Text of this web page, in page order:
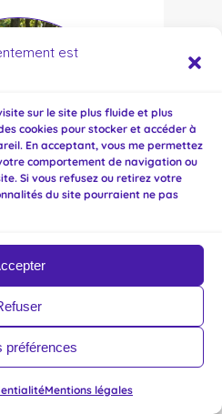
est
sur le site plus fluide et plus
cookies pour stocker et accéder à
En acceptant, vous me permettez
comportement de navigation ou
Si vous refusez ou retirez votre
du site pourraient ne pas
préférences
Mentions légales